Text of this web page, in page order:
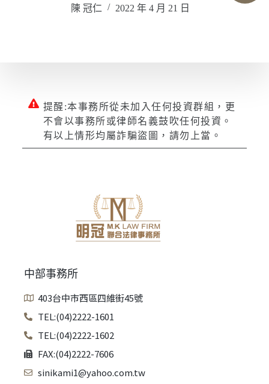
陳 冠仁
2022 年 4 月 21 日
提醒:本事務所從未加入任何投資群組，更
不會以事務所或律師名義鼓吹任何投資。
有以上情形均屬詐騙盜圖，請勿上當。
中部事務所
403台中市西區四維街45號
TEL:(04)2222-1601
TEL:(04)2222-1602
FAX:(04)2222-7606
sinikami1@yahoo.com.tw